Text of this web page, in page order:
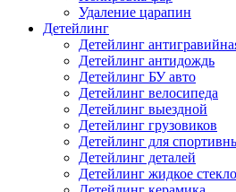
Удаление царапин
Детейлинг
Детейлинг
Детейлинг антидождь
Детейлинг БУ авто
Детейлинг велосипеда
Детейлинг выездной
Детейлинг грузовиков
Детейлинг для
Детейлинг деталей
Детейлинг жидкое стекло